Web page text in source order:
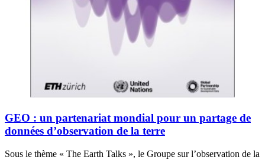
GEO : un partenariat mondial pour un partage de
données d’observation de la terre
Sous le thème « The Earth Talks », le Groupe sur l’observation de la